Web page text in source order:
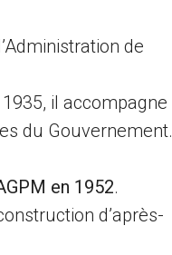
de
il accompagne
du Gouvernement.
en 1952.
d’après-